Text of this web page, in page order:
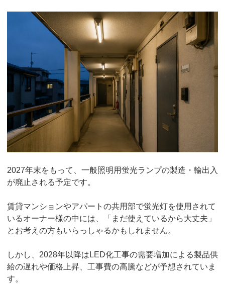
2027年末をもって、一般照明用蛍光ランプの製造・輸出入
が廃止される予定です。
賃貸マンションやアパートの共用部で蛍光灯を使用されて
いるオーナー様の中には、「まだ使えているから大丈夫」
とお考えの方もいらっしゃるかもしれません。
しかし、2028年以降はLED化工事の需要増加による製品供
給の遅れや価格上昇、工事費の高騰などが予想されていま
す。